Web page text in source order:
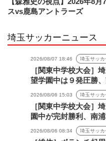
スvs鹿島アントラーズ
埼玉サッカーニュース
2026/08/07 18:46 埼玉サッカ
［関東中学校大会］
望学園中は９発圧勝
2026/08/06 15:03 埼玉サッカ
［関東中学校大会］
園中が完封勝利、南
2026/08/06 08:34 埼玉サッカ